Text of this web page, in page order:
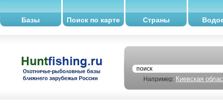
Базы Поиск по карте Страны
Например: Киевская